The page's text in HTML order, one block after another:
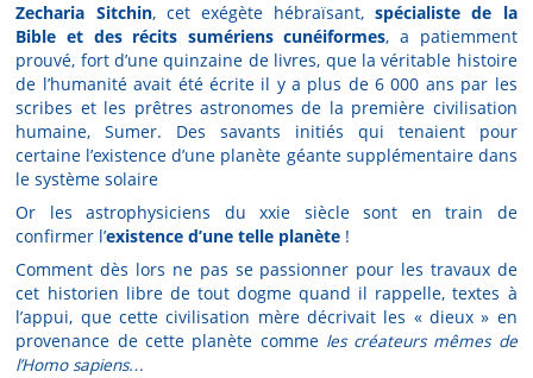
Zecharia Sitchin, cet exégète hébraïsant,spécialiste de la
Bible et des récits sumériens cunéiformes, a patiemment
prouvé, fort d’une quinzaine de livres, que la véritable histoire
de l’humanité avait été écrite il y a plus de 6 000 ans par les
scribes et les prêtres astronomes de la première civilisation
humaine, Sumer. Des savants initiés qui tenaient pour
certaine l’existence d’une planète géante supplémentaire dans
le système solaire
Or les astrophysiciens du xxie siècle sont en train de
confirmer l’existence d’une telle planète !
Comment dès lors ne pas se passionner pour les travaux de
cet historien libre de tout dogme quand il rappelle, textes à
l’appui, que cette civilisation mère décrivait les « dieux » en
provenance de cette planète comme les créateurs mêmes de
l’Homo sapiens…